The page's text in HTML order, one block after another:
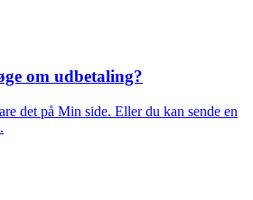
om udbetaling?
det på Min side. Eller du kan sende en